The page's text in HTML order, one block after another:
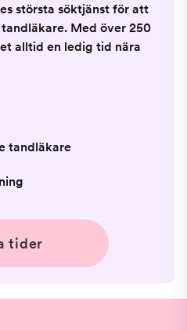
största söktjänst för att
Med över 250
alltid en ledig tid nära
tandläkare
tider